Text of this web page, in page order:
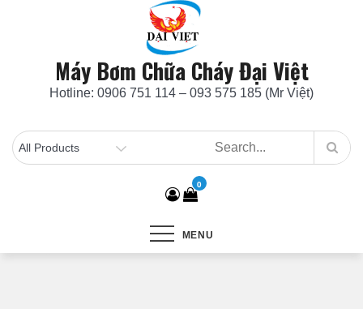
Máy Bơm Chữa Cháy Đại Việt
Hotline: 0906 751 114 – 093 575 185 (Mr Việt)
0
MENU